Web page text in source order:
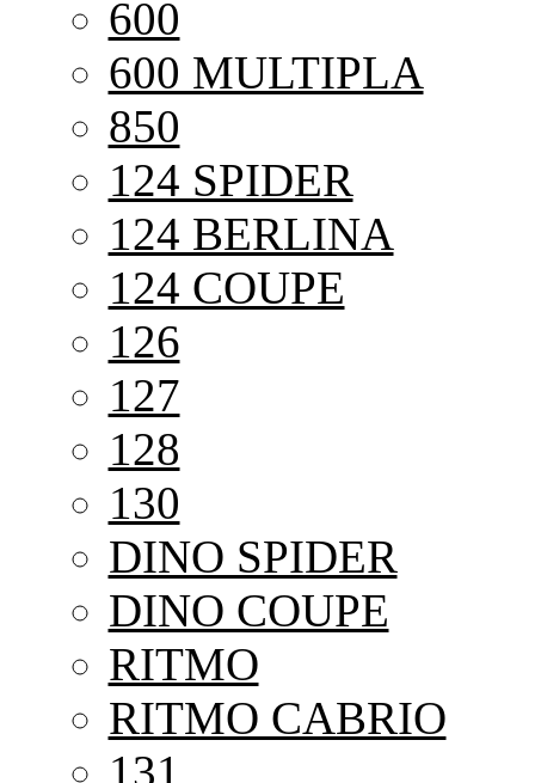
600
600 MULTIPLA
850
124 SPIDER
124 BERLINA
124 COUPE
126
127
128
130
DINO SPIDER
DINO COUPE
RITMO
RITMO CABRIO
131